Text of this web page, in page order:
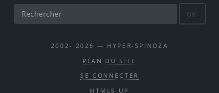
OK
2002- 2026 — HYPER-SPINOZA
PLAN DU SITE
SE CONNECTER
HTML5 UP